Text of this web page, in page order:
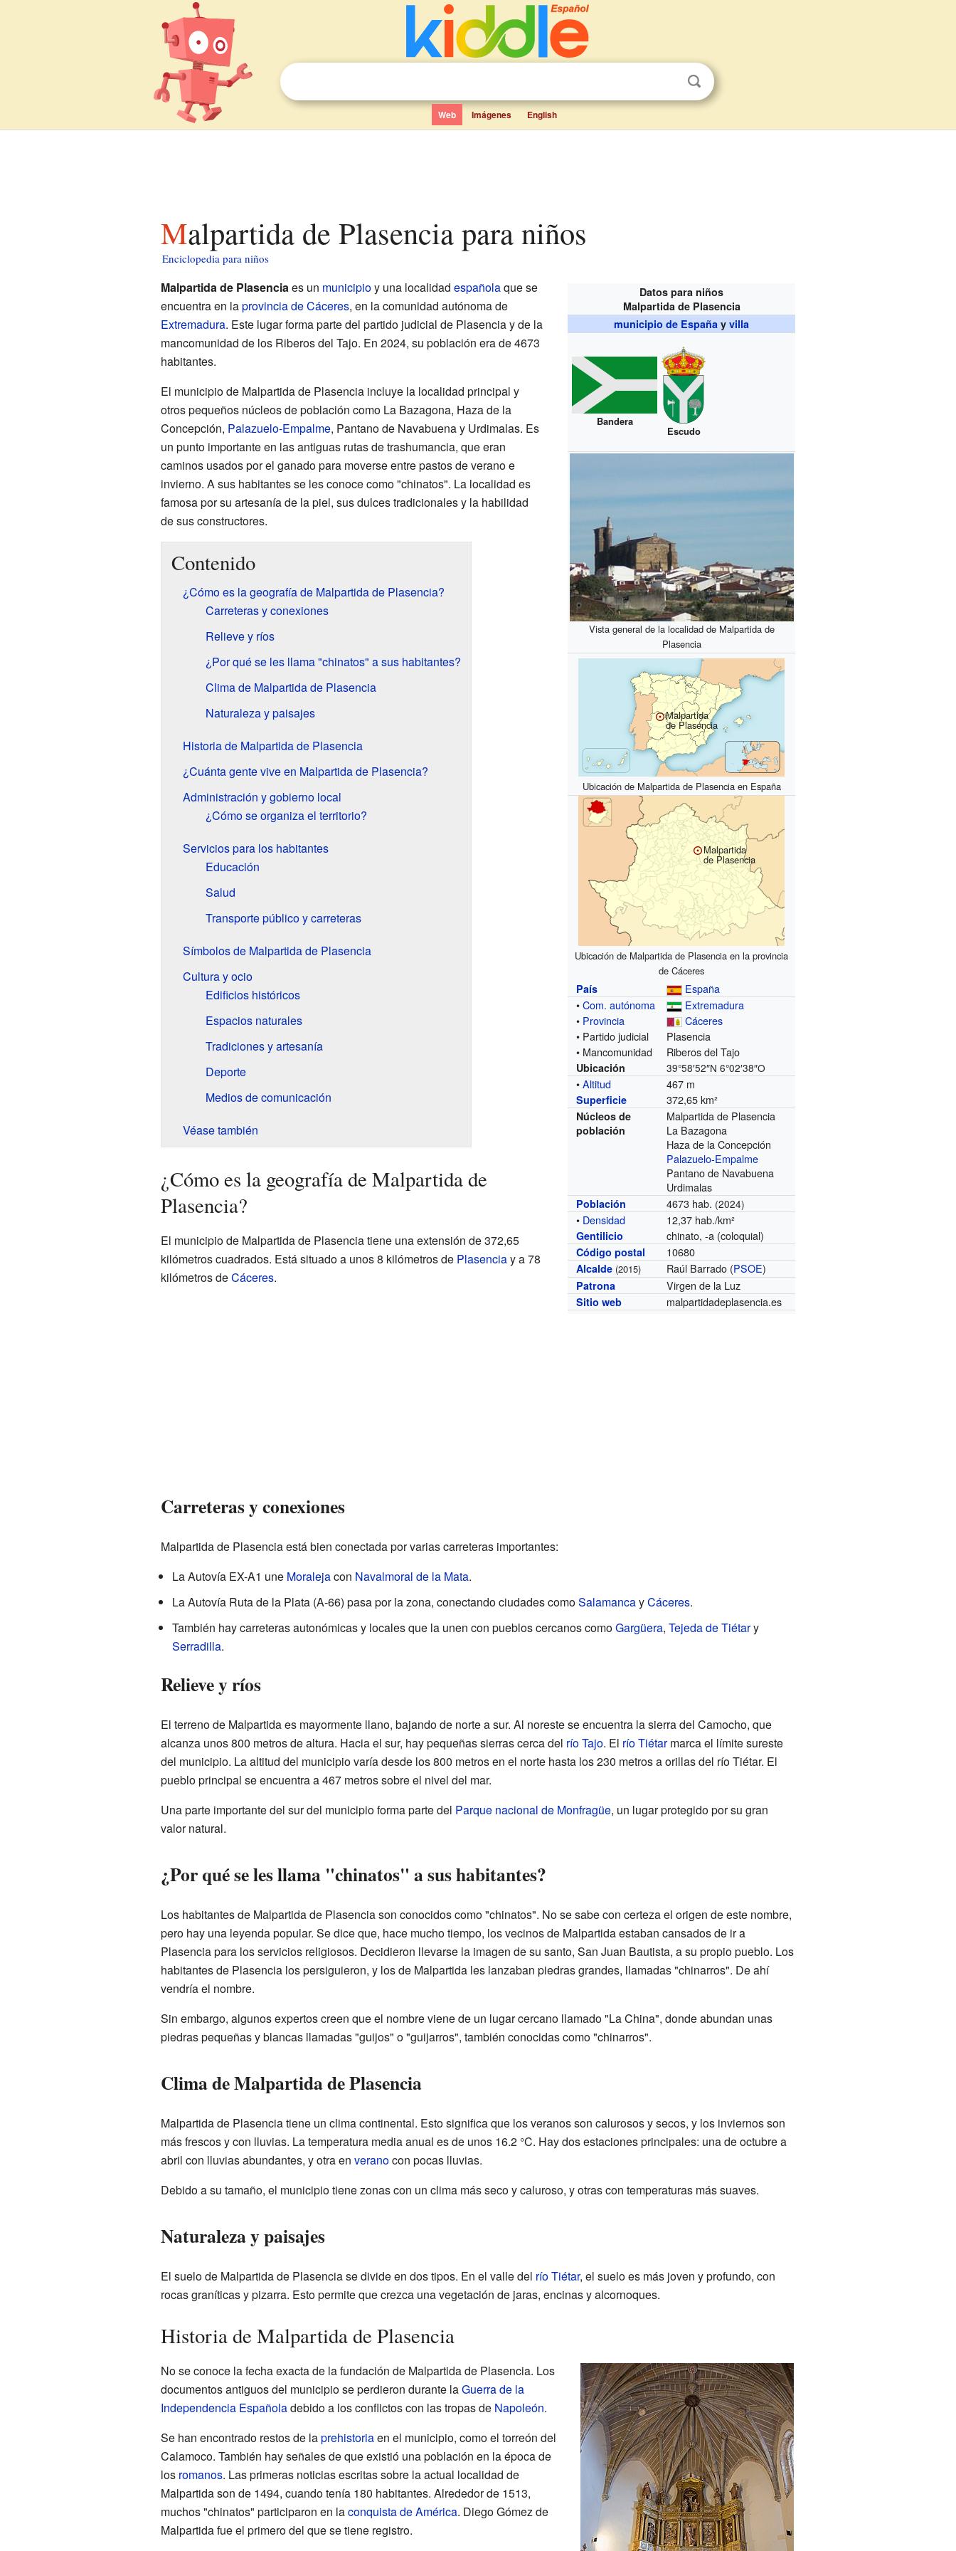
Web Imágenes English
Malpartida de Plasencia para niños
Enciclopedia para niños
Datos para niños
Malpartida de Plasencia
municipio de España yvilla
Bandera
Escudo
Vista general de la localidad de Malpartida de
Plasencia
Malpartida
de Plasencia
Ubicación de Malpartida de Plasencia en España
Malpartida
de Plasencia
Ubicación de Malpartida de Plasencia en la provincia
de Cáceres
País
España
•Com. autónoma
Extremadura
• Provincia
Cáceres
• Partido judicial
Plasencia
• Mancomunidad
Riberos del Tajo
Ubicación 39°58′52″N 6°02′38″O
•Altitud 467 m
Superficie 372,65 km²
Núcleos de
población
Malpartida de Plasencia
La Bazagona
Haza de la Concepción
Palazuelo-Empalme
Pantano de Navabuena
Urdimalas
Población 4673 hab. (2024)
• Densidad 12,37 hab./km²
Gentilicio chinato, -a (coloquial)
Código postal 10680
Alcalde (2015) Raúl Barrado (PSOE)
Patrona Virgen de la Luz
Sitio web malpartidadeplasencia.es
Malpartida de Plasenciaes un municipioy una localidad españolaque se
encuentra en laprovincia de Cáceres, en la comunidad autónoma de
Extremadura. Este lugar forma parte del partido judicial de Plasencia y de la
mancomunidad de los Riberos del Tajo. En 2024, su población era de 4673
habitantes.
El municipio de Malpartida de Plasencia incluye la localidad principal y
otros pequeños núcleos de población como La Bazagona, Haza de la
Concepción, Palazuelo-Empalme, Pantano de Navabuena y Urdimalas. Es
un punto importante en las antiguas rutas de trashumancia, que eran
caminos usados por el ganado para moverse entre pastos de verano e
invierno. A sus habitantes se les conoce como "chinatos". La localidad es
famosa por su artesanía de la piel, sus dulces tradicionales y la habilidad
de sus constructores.
Contenido
¿Cómo es la geografía de Malpartida de Plasencia?
Carreteras y conexiones
Relieve y ríos
¿Por qué se les llama "chinatos" a sus habitantes?
Clima de Malpartida de Plasencia
Naturaleza y paisajes
Historia de Malpartida de Plasencia
¿Cuánta gente vive en Malpartida de Plasencia?
Administración y gobierno local
¿Cómo se organiza el territorio?
Servicios para los habitantes
Educación
Salud
Transporte público y carreteras
Símbolos de Malpartida de Plasencia
Cultura y ocio
Edificios históricos
Espacios naturales
Tradiciones y artesanía
Deporte
Medios de comunicación
Véase también
¿Cómo es la geografía de Malpartida de
Plasencia?
El municipio de Malpartida de Plasencia tiene una extensión de 372,65
kilómetros cuadrados. Está situado a unos 8 kilómetros de Plasenciay a 78
kilómetros deCáceres.
Carreteras y conexiones
Malpartida de Plasencia está bien conectada por varias carreteras importantes:
La Autovía EX-A1 une Moralejacon Navalmoral de la Mata.
La Autovía Ruta de la Plata (A-66) pasa por la zona, conectando ciudades comoSalamancayCáceres.
También hay carreteras autonómicas y locales que la unen con pueblos cercanos comoGargüera, Tejeda de Tiétary
Serradilla.
Relieve y ríos
El terreno de Malpartida es mayormente llano, bajando de norte a sur. Al noreste se encuentra la sierra del Camocho, que
alcanza unos 800 metros de altura. Hacia el sur, hay pequeñas sierras cerca del río Tajo. El río Tiétarmarca el límite sureste
del municipio. La altitud del municipio varía desde los 800 metros en el norte hasta los 230 metros a orillas del río Tiétar. El
pueblo principal se encuentra a 467 metros sobre el nivel del mar.
Una parte importante del sur del municipio forma parte del Parque nacional de Monfragüe, un lugar protegido por su gran
valor natural.
¿Por qué se les llama "chinatos" a sus habitantes?
Los habitantes de Malpartida de Plasencia son conocidos como "chinatos". No se sabe con certeza el origen de este nombre,
pero hay una leyenda popular. Se dice que, hace mucho tiempo, los vecinos de Malpartida estaban cansados de ir a
Plasencia para los servicios religiosos. Decidieron llevarse la imagen de su santo, San Juan Bautista, a su propio pueblo. Los
habitantes de Plasencia los persiguieron, y los de Malpartida les lanzaban piedras grandes, llamadas "chinarros". De ahí
vendría el nombre.
Sin embargo, algunos expertos creen que el nombre viene de un lugar cercano llamado "La China", donde abundan unas
piedras pequeñas y blancas llamadas "guijos" o "guijarros", también conocidas como "chinarros".
Clima de Malpartida de Plasencia
Malpartida de Plasencia tiene un clima continental. Esto significa que los veranos son calurosos y secos, y los inviernos son
más frescos y con lluvias. La temperatura media anual es de unos 16.2 °C. Hay dos estaciones principales: una de octubre a
abril con lluvias abundantes, y otra en veranocon pocas lluvias.
Debido a su tamaño, el municipio tiene zonas con un clima más seco y caluroso, y otras con temperaturas más suaves.
Naturaleza y paisajes
El suelo de Malpartida de Plasencia se divide en dos tipos. En el valle del río Tiétar, el suelo es más joven y profundo, con
rocas graníticas y pizarra. Esto permite que crezca una vegetación de jaras, encinas y alcornoques.
Historia de Malpartida de Plasencia
No se conoce la fecha exacta de la fundación de Malpartida de Plasencia. Los
documentos antiguos del municipio se perdieron durante laGuerra de la
Independencia Españoladebido a los conflictos con las tropas de Napoleón.
Se han encontrado restos de laprehistoriaen el municipio, como el torreón del
Calamoco. También hay señales de que existió una población en la época de
los romanos. Las primeras noticias escritas sobre la actual localidad de
Malpartida son de 1494, cuando tenía 180 habitantes. Alrededor de 1513,
muchos "chinatos" participaron en laconquista de América. Diego Gómez de
Malpartida fue el primero del que se tiene registro.